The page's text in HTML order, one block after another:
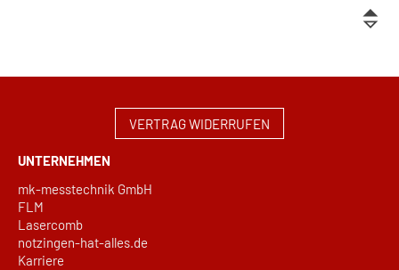
VERTRAG WIDERRUFEN
UNTERNEHMEN
mk-messtechnik GmbH
FLM
Lasercomb
notzingen-hat-alles.de
Karriere